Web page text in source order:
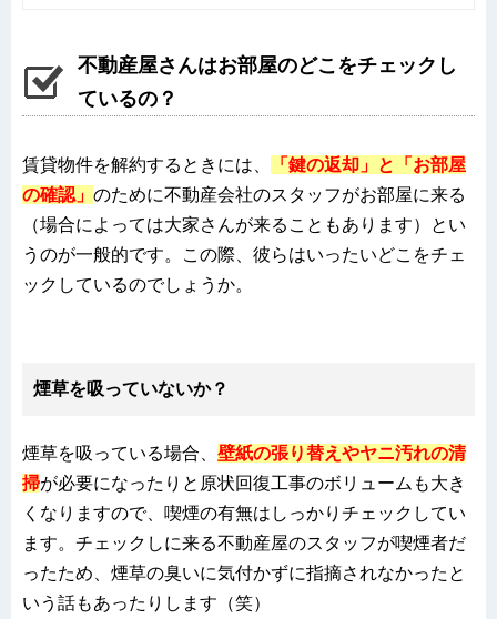
不動産屋さんはお部屋のどこをチェックし
ているの？
賃貸物件を解約するときには
「鍵の返却」と「お部屋
の確認」 のために不動産会社のスタッフがお部屋に来る
（場合によっては大家さんが来ることもあります）とい
うのが一般的です。この際、彼らはいったいどこをチェ
ックしているのでしょうか。
煙草を吸っていないか？
煙草を吸っている場合、 壁紙の張り替えやヤニ汚れの清
掃が必要になったりと 原状回復工事のボリュームも大き
くなりますので、喫煙の有無はしっかりチェックしてい
ます。チェックしに来る不動産屋のスタッフが喫煙者だ
ったため、煙草の臭いに気付かずに指摘されなかったと
いう話もあったりします（笑）